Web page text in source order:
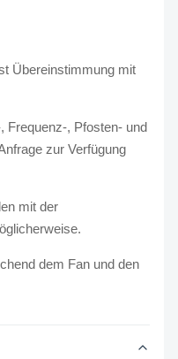
Übereinstimmung mit
Frequenz-, Pfosten- und
zur Verfügung
mit der
dem Fan und den